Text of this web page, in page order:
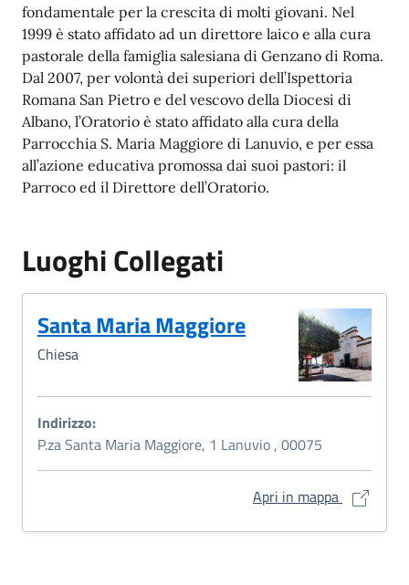
fondamentale per la crescita di molti giovani. Nel
1999 è stato affidato ad un direttore laico e alla cura
pastorale della famiglia salesiana di Genzano di Roma.
Dal 2007, per volontà dei superiori dell’Ispettoria
Romana San Pietro e del vescovo della Diocesi di
Albano, l’Oratorio è stato affidato alla cura della
Parrocchia S. Maria Maggiore di Lanuvio, e per essa
all’azione educativa promossa dai suoi pastori: il
Parroco ed il Direttore dell’Oratorio.
Luoghi Collegati
Santa Maria Maggiore
Chiesa
Indirizzo:
P.za Santa Maria Maggiore, 1 Lanuvio , 00075
Apri in mappa Santa